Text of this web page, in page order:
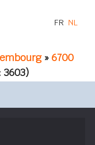
»6700
3603)
FR NL